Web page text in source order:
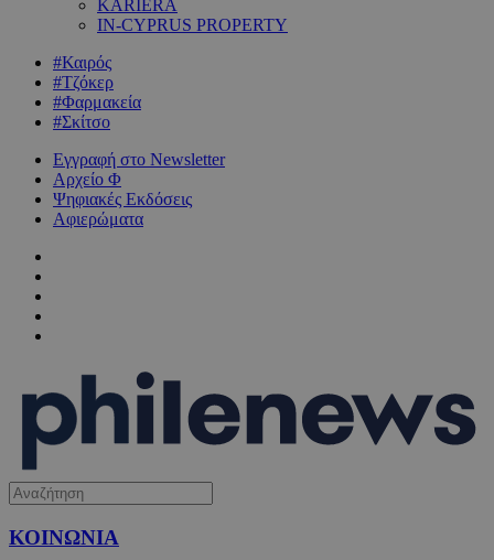
KARIERA
IN-CYPRUS PROPERTY
#Καιρός
#Τζόκερ
#Φαρμακεία
#Σκίτσο
Εγγραφή στο Newsletter
Αρχείο Φ
Ψηφιακές Εκδόσεις
Αφιερώματα
ΚΟΙΝΩΝΙΑ